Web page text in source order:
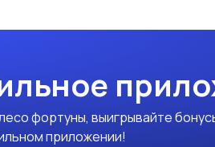
фортуны, выигрывайте
приложении!